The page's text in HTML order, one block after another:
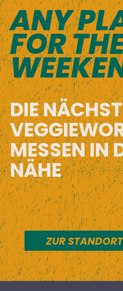
ANY
FOR
DIE
MESSEN IN
NÄHE
ZUR